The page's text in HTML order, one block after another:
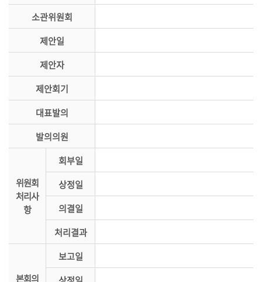
시
참
소
마
회
소관위원회
제안일
제안자
제안회기
대표발의
발의의원
위원회
처리사
항
회부일
상정일
의결일
처리결과
본회의
보고일